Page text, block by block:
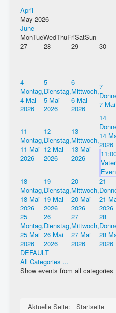
April
May 2026
June
MonTueWedThuFriSatSun
27
28 29 30
4
Montag,
4 Mai
2026
5
Dienstag,
5 Mai
2026
6
Mittwoch,
6 Mai
2026
7
7
11
Montag,
11 Mai
2026
12
Dienstag,
12 Mai
2026
13
Mittwoch,
13 Mai
2026
14
14
2026
18
Montag,
18 Mai
2026
19
Dienstag,
19 Mai
2026
20
Mittwoch,
20 Mai
2026
21
21
2026
25
Montag,
25 Mai
2026
26
Dienstag,
26 Mai
2026
27
Mittwoch,
27 Mai
2026
28
28
2026
DEFAULT
All Categories ...
Show events from all categories
Aktuelle Seite: Startseite